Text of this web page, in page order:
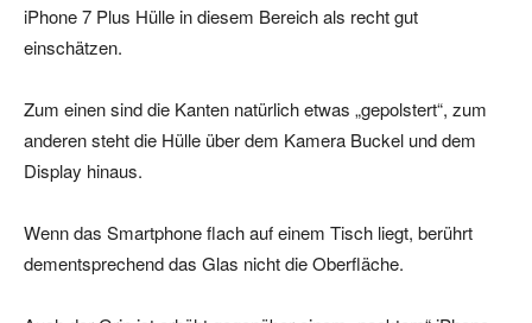
iPhone 7 Plus Hülle in diesem Bereich als recht gut
einschätzen.
Zum einen sind die Kanten natürlich etwas „gepolstert“, zum
anderen steht die Hülle über dem Kamera Buckel und dem
Display hinaus.
Wenn das Smartphone flach auf einem Tisch liegt, berührt
dementsprechend das Glas nicht die Oberfläche.